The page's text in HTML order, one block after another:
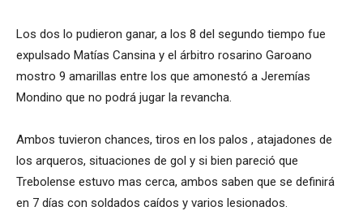
Los dos lo pudieron ganar, a los 8 del segundo tiempo fue
expulsado Matías Cansina y el árbitro rosarino Garoano
mostro 9 amarillas entre los que amonestó a Jeremías
Mondino que no podrá jugar la revancha.
Ambos tuvieron chances, tiros en los palos , atajadones de
los arqueros, situaciones de gol y si bien pareció que
Trebolense estuvo mas cerca, ambos saben que se definirá
en 7 días con soldados caídos y varios lesionados.